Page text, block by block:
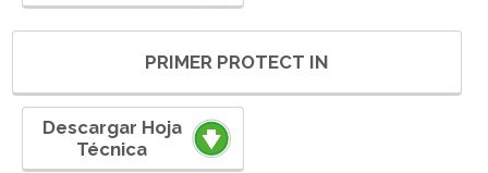
PRIMER PROTECT IN
Descargar Hoja
Técnica